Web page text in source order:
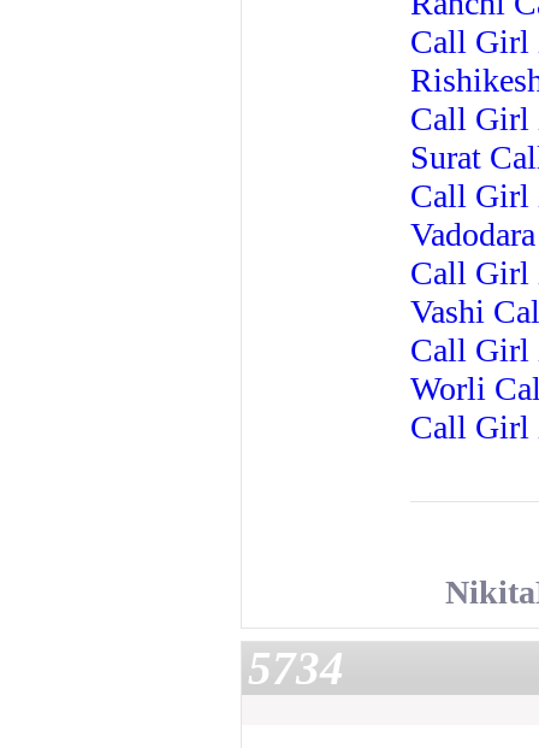
Call Girl
Call Girl
Surat
Call Girl
Call Girl
Vashi
Call Girl
Worli
Call Girl
5734